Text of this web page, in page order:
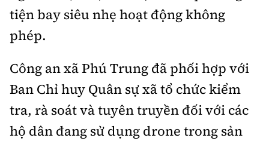
Thông tin tòa
soạn
tiện bay siêu nhẹ hoạt động không
phép.
Công an xã Phú Trung đã phối hợp với
Ban Chỉ huy Quân sự xã tổ chức kiểm
tra, rà soát và tuyên truyền đối với các
hộ dân đang sử dụng drone trong sản